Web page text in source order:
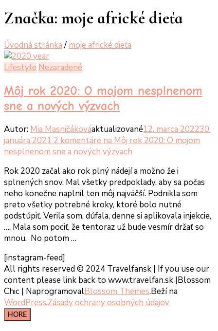
Značka: moje africké dieťa
Úvodná stránka / moje africké dieťa
Lifestyle Nezaradené
Môj rok 2020: O mojom nesplnenom
sne a nových výzvach
Autor: Mia Masničákováaktualizované12. marca 202230.
januára 2021 2 komentáre na Môj rok 2020: O mojom
nesplnenom sne a nových výzvach
Rok 2020 začal ako rok plný nádejí a možno že i
splnených snov. Mal všetky predpoklady, aby sa počas
neho konečne naplnil ten môj najväčší. Podnikla som
preto všetky potrebné kroky, ktoré bolo nutné
podstúpiť. Verila som, dúfala, denne si aplikovala injekcie,
…. Mala som pociť, že tentoraz už bude vesmír držať so
mnou. No potom …
[instagram-feed]
All rights reserved © 2024 Travelfansk | If you use our
content please link back to www.travelfan.sk |Blossom
Chic | NaprogramovalBlossom Themes.Beží na
WordPress.Zásady ochrany osobných údajov
HORE